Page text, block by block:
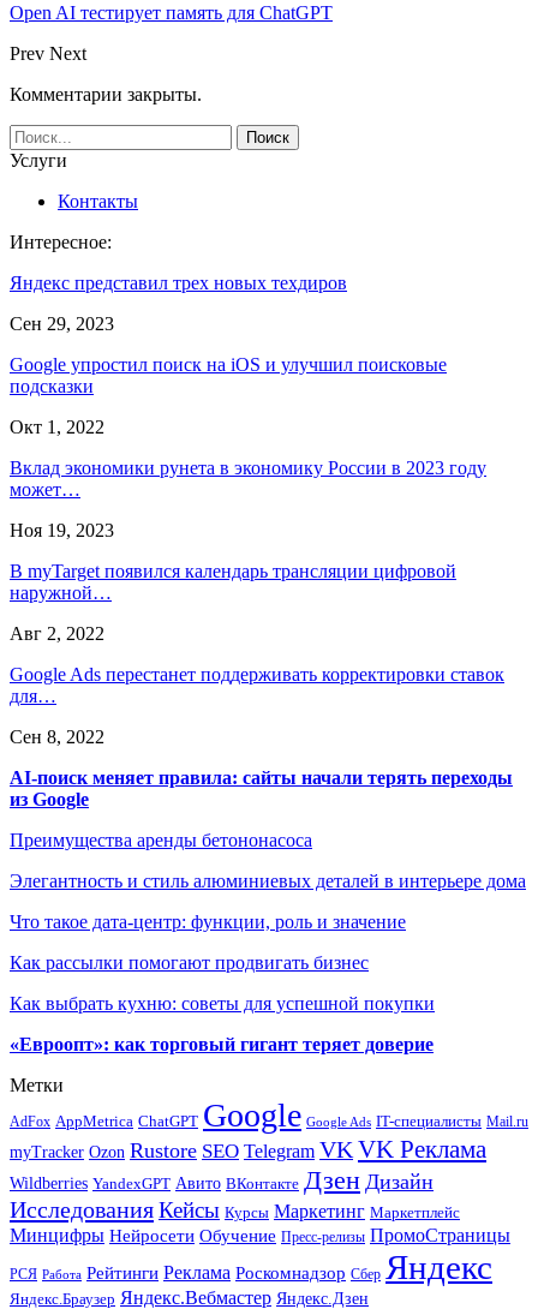
Open AI тестирует память для ChatGPT
Prev Next
Комментарии закрыты.
Услуги
Контакты
Интересное:
Яндекс представил трех новых техдиров
Сен 29, 2023
Google упростил поиск на iOS и улучшил поисковые
подсказки
Окт 1, 2022
Вклад экономики рунета в экономику России в 2023 году
может…
Ноя 19, 2023
В myTarget появился календарь трансляции цифровой
наружной…
Авг 2, 2022
Google Ads перестанет поддерживать корректировки ставок
для…
Сен 8, 2022
AI-поиск меняет правила: сайты начали терять переходы
из Google
Преимущества аренды бетононасоса
Элегантность и стиль алюминиевых деталей в интерьере дома
Что такое дата-центр: функции, роль и значение
Как рассылки помогают продвигать бизнес
Как выбрать кухню: советы для успешной покупки
«Евроопт»: как торговый гигант теряет доверие
Метки
AdFox AppMetrica ChatGPT Google Google Ads IT-специалисты Mail.ru
myTracker Ozon Rustore SEO Telegram VKVK Реклама
Wildberries YandexGPT Авито ВКонтакте Дзен Дизайн
ИсследованияКейсы Курсы Маркетинг Маркетплейс
Минцифры Нейросети Обучение Пресс-релизы ПромоСтраницы
РСЯ Работа Рейтинги Реклама Роскомнадзор Сбер Яндекс
Яндекс.Браузер Яндекс.Вебмастер Яндекс.Дзен